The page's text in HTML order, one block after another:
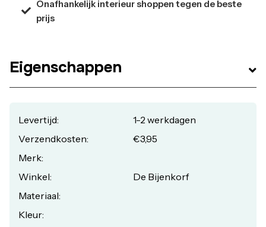
Onafhankelijk interieur shoppen tegen de beste
prijs
Eigenschappen
Levertijd:
1-2 werkdagen
Verzendkosten:
€3,95
Merk:
Winkel:
De Bijenkorf
Materiaal:
Kleur: